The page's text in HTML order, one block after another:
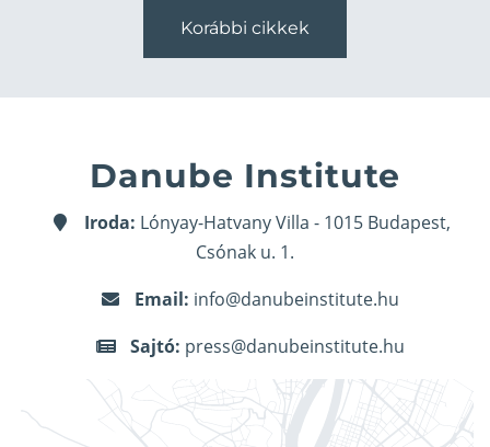
Korábbi cikkek
Danube Institute
Iroda: Lónyay-Hatvany Villa - 1015 Budapest,
Csónak u. 1.
Email: info@danubeinstitute.hu
Sajtó: press@danubeinstitute.hu